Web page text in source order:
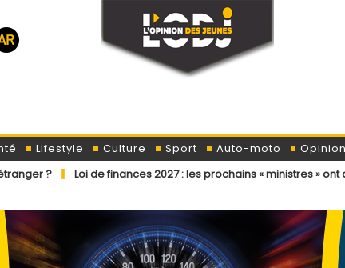
Lifestyle Culture Sport Auto-moto
Loi de finances 2027 : les prochains « ministres » ont déjà reçu la